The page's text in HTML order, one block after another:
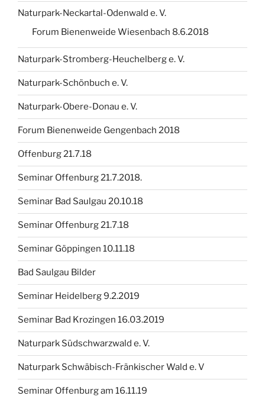
Naturpark-Neckartal-Odenwald e. V.
Forum Bienenweide Wiesenbach 8.6.2018
Naturpark-Stromberg-Heuchelberg e. V.
Naturpark-Schönbuch e. V.
Naturpark-Obere-Donau e. V.
Forum Bienenweide Gengenbach 2018
Offenburg 21.7.18
Seminar Offenburg 21.7.2018.
Seminar Bad Saulgau 20.10.18
Seminar Offenburg 21.7.18
Seminar Göppingen 10.11.18
Bad Saulgau Bilder
Seminar Heidelberg 9.2.2019
Seminar Bad Krozingen 16.03.2019
Naturpark Südschwarzwald e. V.
Naturpark Schwäbisch-Fränkischer Wald e. V
Seminar Offenburg am 16.11.19